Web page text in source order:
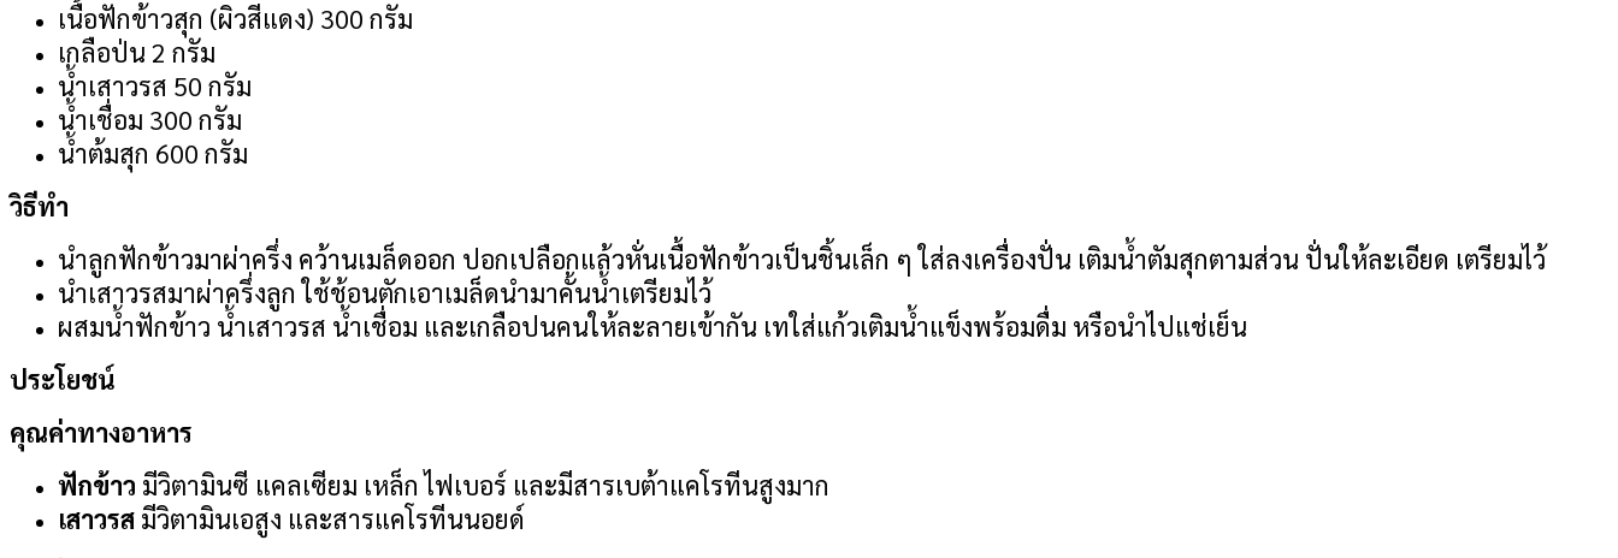
เนื้อฟักข้าวสุก (ผิวสีแดง) 300 กรัม
เกลือป่น 2 กรัม
น้ำเสาวรส 50 กรัม
น้ำเชื่อม 300 กรัม
น้ำต้มสุก 600 กรัม
วิธีทำ
นำลูกฟักข้าวมาผ่าครึ่ง คว้านเมล็ดออก ปอกเปลือกแล้วหั่นเนื้อฟักข้าวเป็นชิ้นเล็ก ๆ ใส่ลงเครื่องปั่น เติมน้ำตัมสุกตามส่วน ปั่นให้ละเอียด เตรียมไว้
นำเสาวรสมาผ่าครึ่งลูก ใช้ช้อนตักเอาเมล็ดนำมาคั้นน้ำเตรียมไว้
ผสมน้ำฟักข้าว น้ำเสาวรส น้ำเชื่อม และเกลือปนคนให้ละลายเข้ากัน เทใส่แก้วเติมน้ำแข็งพร้อมดื่ม หรือนำไปแช่เย็น
ประโยชน์
คุณค่าทางอาหาร
ฟักข้าว มีวิตามินซี แคลเซียม เหล็ก ไฟเบอร์ และมีสารเบต้าแคโรทีนสูงมาก
เสาวรส มีวิตามินเอสูง และสารแคโรทีนนอยด์